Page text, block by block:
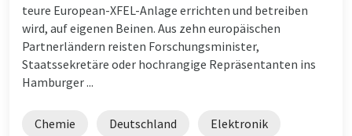
teure European-XFEL-Anlage errichten und betreiben
wird, auf eigenen Beinen. Aus zehn europäischen
Partnerländern reisten Forschungsminister,
Staatssekretäre oder hochrangige Repräsentanten ins
Hamburger ...
Chemie Deutschland Elektronik